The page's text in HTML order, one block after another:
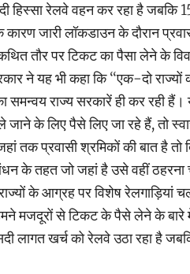
हिस्सा रेलवे वहन कर रहा है जबकि
जारी लॉकडाउन के दौरान
तौर पर टिकट का पैसा लेने के
ने यह भी कहा कि ‘‘एक-दो
समन्वय राज्य सरकारें ही कर रही
जाने के लिए पैसे लिए जा रहे हैं, तो
तक प्रवासी श्रमिकों की बात है तो
के तहत जो जहां है उसे वहीं ठहरना
के आग्रह पर विशेष रेलगाड़ियां
मजदूरों से टिकट के पैसे लेने के बारे
लागत खर्च को रेलवे उठा रहा है